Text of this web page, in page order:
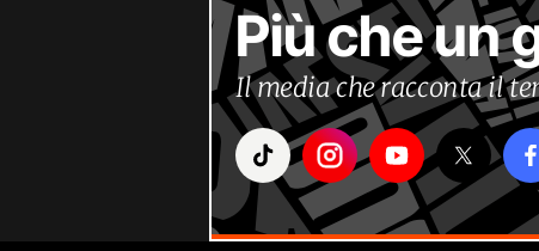
Più che un
Il media che racconta il